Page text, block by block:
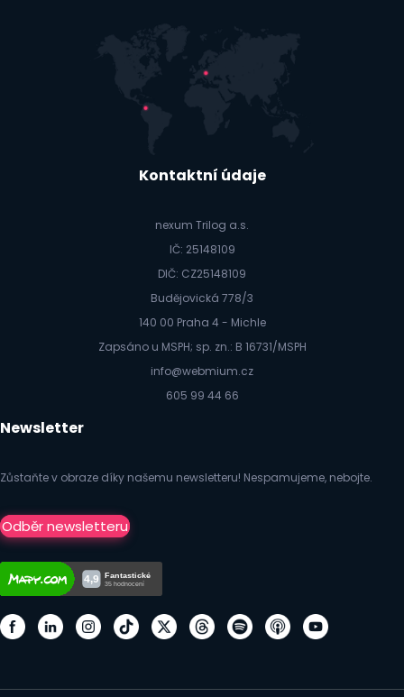
Kontaktní údaje
nexum Trilog a.s.
IČ: 25148109
DIČ: CZ25148109
Budějovická 778/3
140 00 Praha 4 - Michle
Zapsáno u MSPH; sp. zn.: B 16731/MSPH
info@webmium.cz
605 99 44 66
Newsletter
Zůstaňte v obraze díky našemu newsletteru! Nespamujeme, nebojte.
Odběr newsletteru